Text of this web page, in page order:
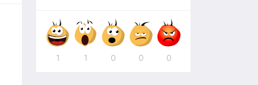
1 1 0 0 0